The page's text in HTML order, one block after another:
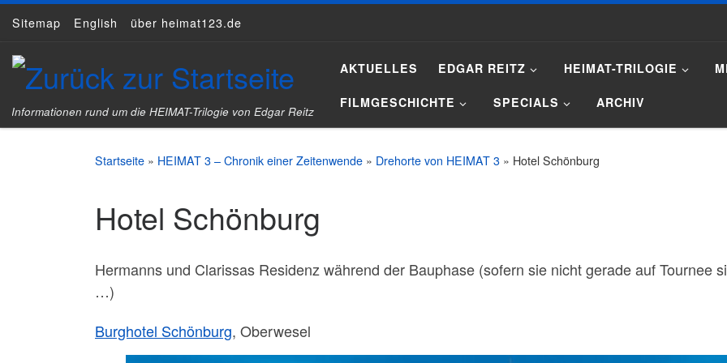
Zum Inhalt springen
Sitemap English über heimat123.de
Informationen rund um die HEIMAT-Trilogie von Edgar Reitz
AKTUELLES EDGAR REITZ HEIMAT-TRILOGIE
FILMGESCHICHTE SPECIALS ARCHIV
Startseite » HEIMAT 3 – Chronik einer Zeitenwende » Drehorte von HEIMAT 3 » Hotel Schönburg
Hotel Schönburg
Hermanns und Clarissas Residenz während der Bauphase (sofern sie nicht gerade auf Tournee
…)
Burghotel Schönburg, Oberwesel